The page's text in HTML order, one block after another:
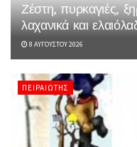
Ζέστη, πυρκαγιές,
λαχανικά και
8 ΑΥΓΟΎΣΤΟΥ 2026
ΠΕΙΡΑΙΏΤΗΣ